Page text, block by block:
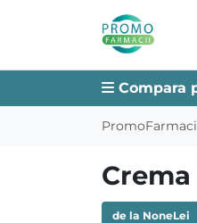
Compara
de la NoneLei